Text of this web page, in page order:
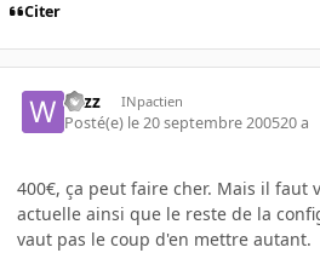
Citer
wizz INpactien
Posté(e) le 20 septembre 200520 a
400€, ça peut faire cher. Mais il faut
actuelle ainsi que le reste de la
vaut pas le coup d'en mettre autant.